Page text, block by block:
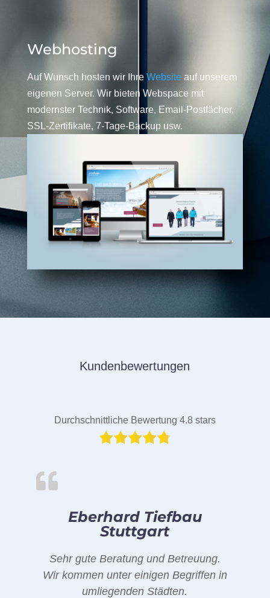
Webhosting
Auf Wunsch hosten wir Ihre Website auf unserem
eigenen Server. Wir bieten Webspace mit
modernster Technik, Software, Email-Postfächer,
SSL-Zertifikate, 7-Tage-Backup usw.
Kundenbewertungen
Durchschnittliche Bewertung 4.8 stars
Eberhard Tiefbau
Stuttgart
Sehr gute Beratung und Betreuung.
Wir kommen unter einigen Begriffen in
umliegenden Städten.